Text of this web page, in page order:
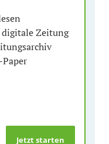
Zeitung
Paper